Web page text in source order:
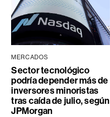
MERCADOS
Sector tecnológico
podría depender más de
inversores minoristas
tras caída de julio, según
JPMorgan